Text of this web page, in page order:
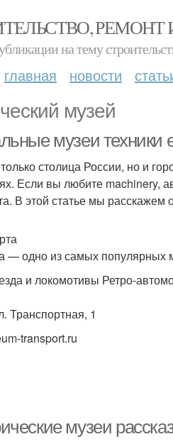
РЕМОНТ
на тему
главная новости
музей
музеи техники
столица России, но и
Если вы любите machinery,
В этой статье мы
— одно из самых популярных
и локомотивы Ретро-
Транспортная, 1
transport.ru
музеи